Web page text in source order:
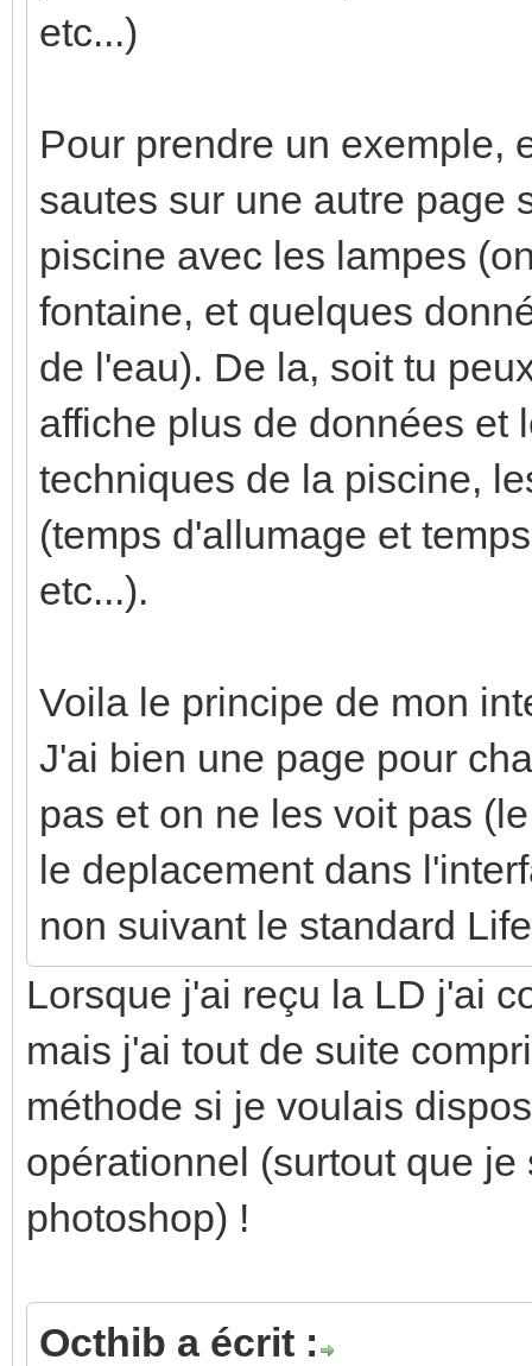
etc...)
Pour prendre un exemple,
sautes sur une autre page
piscine avec les lampes
fontaine, et quelques
de l'eau). De la, soit tu
affiche plus de données et
techniques de la piscine,
(temps d'allumage et
etc...).
Voila le principe de mon
J'ai bien une page pour
pas et on ne les voit pas
le deplacement dans
non suivant le standard
Lorsque j'ai reçu la LD j'ai
mais j'ai tout de suite
méthode si je voulais
opérationnel (surtout que
photoshop) !
Octhib a écrit :